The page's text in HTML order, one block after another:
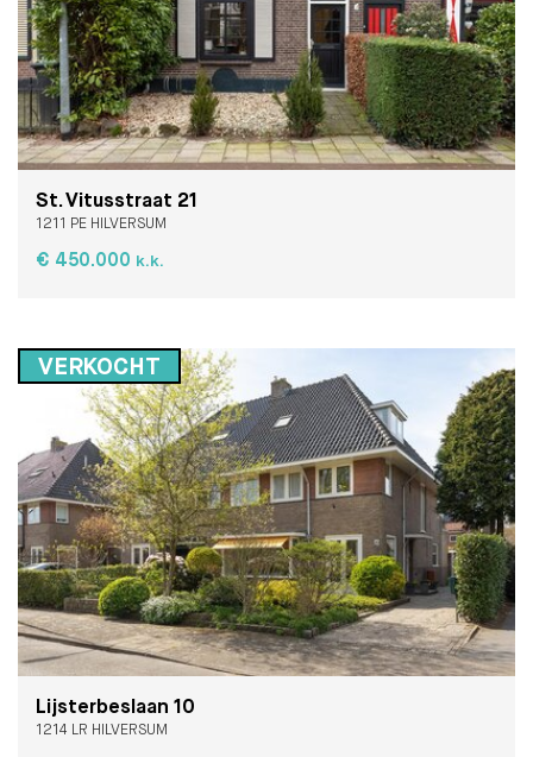
St. Vitusstraat 21
1211 PE HILVERSUM
€ 450.000 k.k.
VERKOCHT
Lijsterbeslaan 10
1214 LR HILVERSUM